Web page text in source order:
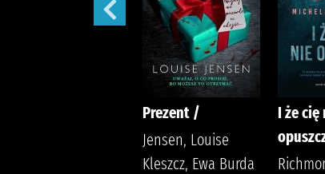
Prezent /
Jensen, Louise
Kleszcz, Ewa Burda
I że cię